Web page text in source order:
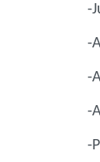
-
-
-
-
-